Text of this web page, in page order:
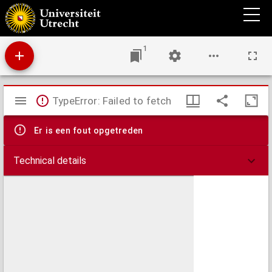
Gaat tot den H. Antonius van Padua : nieuw volledig gebedenboekje ter eere van dien
beroemden wonderwerker
1
Mirador
viewer
TypeError: Failed to fetch
Er is een fout opgetreden
Technical details